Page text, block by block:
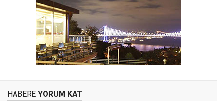
HABERE YORUM KAT